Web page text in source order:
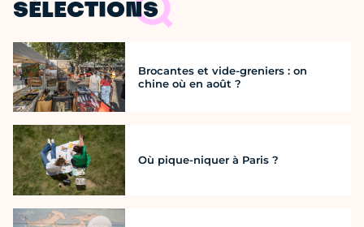
SÉLECTIONS
Brocantes et vide-greniers : on
chine où en août ?
Où pique-niquer à Paris ?